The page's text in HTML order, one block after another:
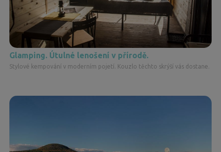
Glamping. Útulné lenošení v přírodě.
Stylové kempování v moderním pojetí. Kouzlo těchto skrýší vás dostane.